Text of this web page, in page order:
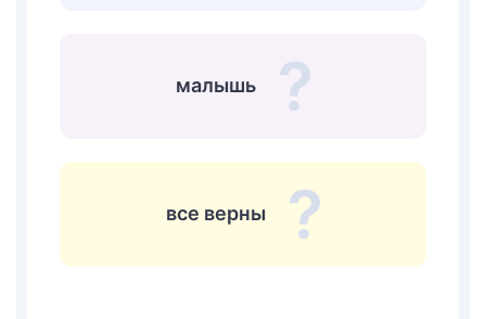
малышь
все верны